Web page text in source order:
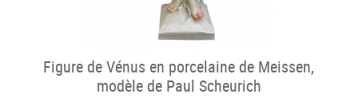
Figure de Vénus en porcelaine de Meissen,
modèle de Paul Scheurich